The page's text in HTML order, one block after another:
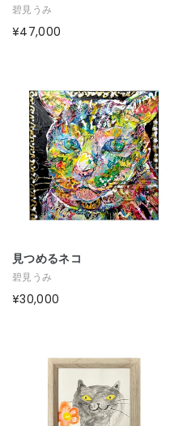
碧見うみ
¥47,000
見つめるネコ
碧見うみ
¥30,000